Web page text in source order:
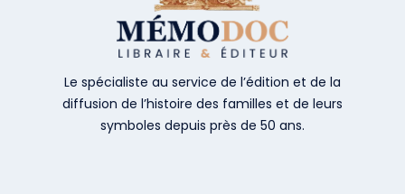
Le spécialiste au service de l’édition et de la
diffusion de l’histoire des familles et de leurs
symboles depuis près de 50 ans.